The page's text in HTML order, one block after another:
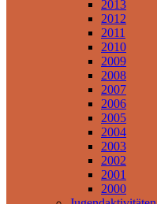
2013
2012
2011
2010
2009
2008
2007
2006
2005
2004
2003
2002
2001
2000